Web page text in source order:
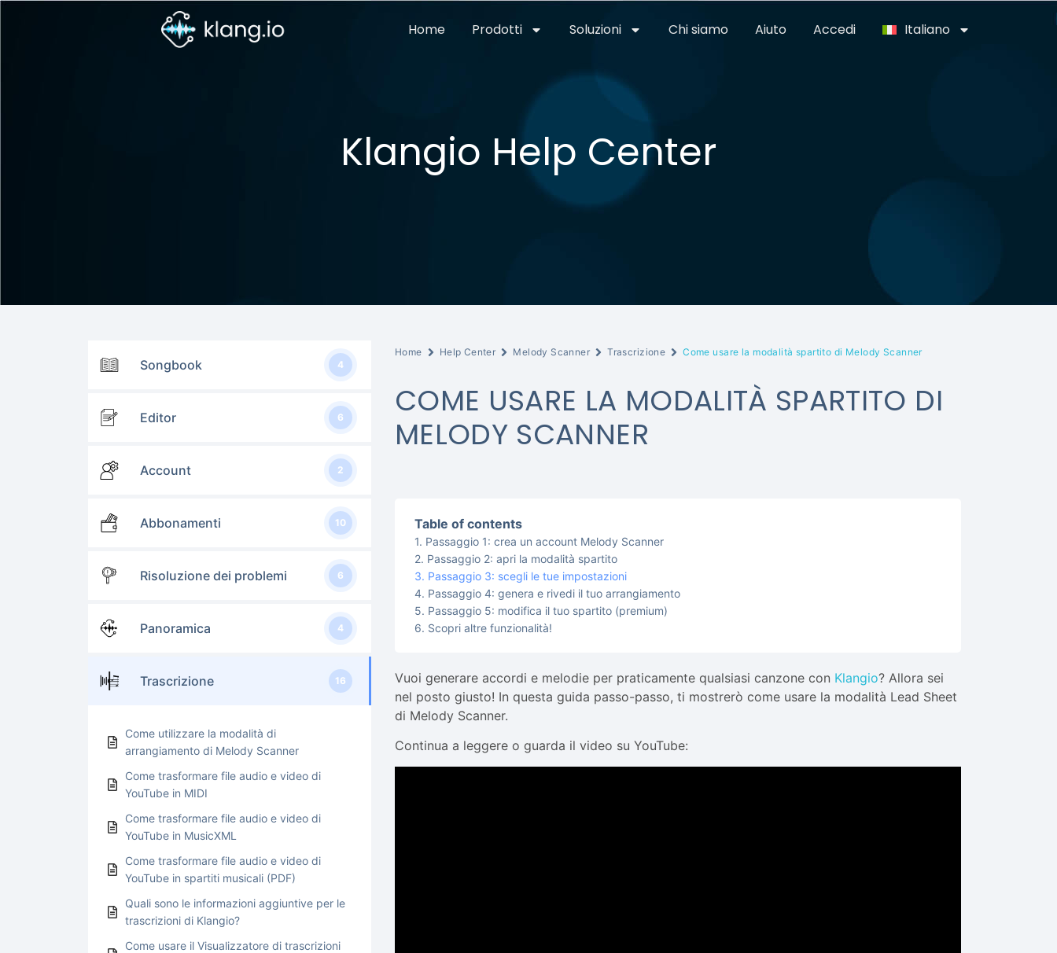
Home Prodotti Soluzioni Chi siamo Aiuto Accedi Italiano
Klangio Help Center
Songbook 4
Editor 6
Account 2
Abbonamenti 10
Risoluzione dei problemi 6
Panoramica 4
Trascrizione 16
Come utilizzare la modalità di
arrangiamento di Melody Scanner
Come trasformare file audio e video di
YouTube in MIDI
Come trasformare file audio e video di
YouTube in MusicXML
Come trasformare file audio e video di
YouTube in spartiti musicali (PDF)
Quali sono le informazioni aggiuntive per le
trascrizioni di Klangio?
Come usare il Visualizzatore di trascrizioni
Home Help Center Melody Scanner Trascrizione Come usare la modalità spartito di Melody Scanner
COME USARE LA MODALITÀ SPARTITO DI
MELODY SCANNER
Table of contents
Passaggio 1: crea un account Melody Scanner
Passaggio 2: apri la modalità spartito
Passaggio 3: scegli le tue impostazioni
Passaggio 4: genera e rivedi il tuo arrangiamento
Passaggio 5: modifica il tuo spartito (premium)
Scopri altre funzionalità!
Vuoi generare accordi e melodie per praticamente qualsiasi canzone con Klangio? Allora sei
nel posto giusto! In questa guida passo-passo, ti mostrerò come usare la modalità Lead Sheet
di Melody Scanner.
Continua a leggere o guarda il video su YouTube: